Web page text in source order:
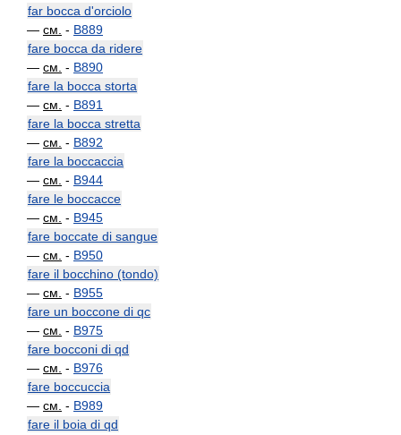
far bocca d'orciolo
— см. - B889
fare bocca da ridere
— см. - B890
fare la bocca storta
— см. - B891
fare la bocca stretta
— см. - B892
fare la boccaccia
— см. - B944
fare le boccacce
— см. - B945
fare boccate di sangue
— см. - B950
fare il bocchino (tondo)
— см. - B955
fare un boccone di qc
— см. - B975
fare bocconi di qd
— см. - B976
fare boccuccia
— см. - B989
fare il boia di qd